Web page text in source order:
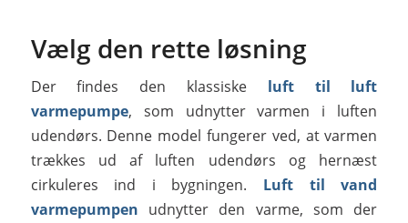
Vælg den rette løsning
Der findes den klassiske luft til luft
varmepumpe, som udnytter varmen i luften
udendørs. Denne model fungerer ved, at varmen
trækkes ud af luften udendørs og hernæst
cirkuleres ind i bygningen. Luft til vand
varmepumpen udnytter den varme, som der